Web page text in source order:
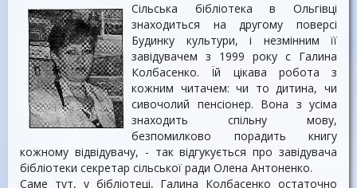
Сільська бібліотека в Ольгівці
знаходиться на другому поверсі
Будинку культури, і незмінним її
завідувачем з 1999 року с Галина
Колбасенко. Їй цікава робота з
кожним читачем: чи то дитина, чи
сивочолий пенсіонер. Вона з усіма
знаходить спільну мову,
безпомилково порадить книгу
кожному відвідувачу, - так відгукується про завідувача
бібліотеки секретар сільської ради Олена Антоненко.
Саме тут, у бібліотеці, Галина Колбасенко остаточно